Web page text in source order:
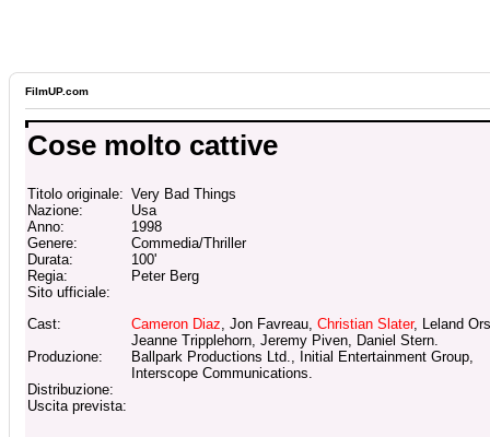
FilmUP.com
Cose molto cattive
Titolo originale: Very Bad Things
Nazione:
Usa
Anno:
1998
Genere:
Commedia/Thriller
Durata:
100'
Regia:
Peter Berg
Sito ufficiale:
Cast:
Cameron Diaz, Jon Favreau, Christian Slater, Leland
Jeanne Tripplehorn, Jeremy Piven, Daniel Stern.
Produzione:
Ballpark Productions Ltd., Initial Entertainment Group,
Interscope Communications.
Distribuzione:
Uscita prevista: